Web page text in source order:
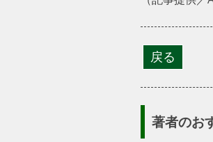
著者のお